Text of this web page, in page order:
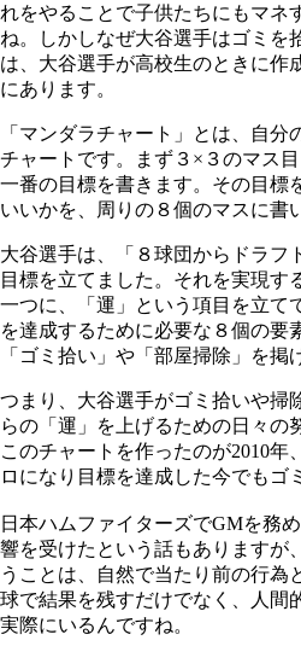
れをやることで子供たちにもマネ
ね。しかしなぜ大谷選手はゴミ
は、大谷選手が高校生のときに作
にあります。
「マンダラチャート」とは、自
チャートです。まず３×３のマス
一番の目標を書きます。その目標
いいかを、周りの８個のマスに書
大谷選手は、「８球団からドラフ
目標を立てました。それを実現す
一つに、「運」という項目を立て
を達成するために必要な８個の要
「ゴミ拾い」や「部屋掃除」を掲
つまり、大谷選手がゴミ拾いや掃
らの「運」を上げるための日々の
このチャートを作ったのが2010年
ロになり目標を達成した今でもゴ
日本ハムファイターズでGMを務
響を受けたという話もありますが、
うことは、自然で当たり前の行為
球で結果を残すだけでなく、人間
実際にいるんですね。